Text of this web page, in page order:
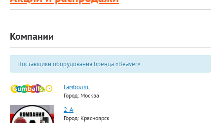
Компании
Поставщики оборудования бренда «Beaver»
Гамболлс
Город: Москва
2-А
Город: Красноярск